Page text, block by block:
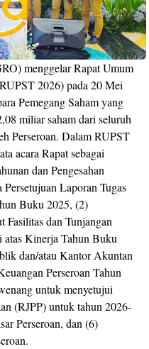
menggelar Rapat Umum
2026) pada 20 Mei
Pemegang Saham yang
miliar saham dari seluruh
Perseroan. Dalam RUPST
acara Rapat sebagai
dan Pengesahan
Laporan Tugas
Buku 2025, (2)
Fasilitas dan Tunjangan
atas Kinerja Tahun Buku
dan/atau Kantor Akuntan
Perseroan Tahun
untuk menyetujui
(RJPP) untuk tahun 2026-
Perseroan, dan (6)